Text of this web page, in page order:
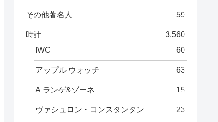
その他著名人 59
時計
3,560
IWC
60
アップル ウォッチ 63
A.ランゲ&ゾーネ 15
ヴァシュロン・コンスタンタン 23